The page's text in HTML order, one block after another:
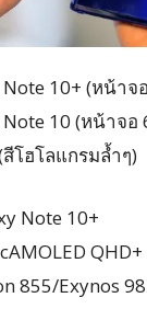
10+ (หน้าจ
10 (หน้าจ
โฮโลแกรมล้ำๆ)
Note 10+
QHD+
855/Exynos